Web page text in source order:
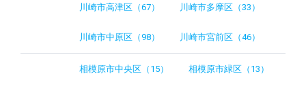
川崎市高津区（67） 川崎市多摩区（33）
川崎市中原区（98） 川崎市宮前区（46）
相模原市中央区（15） 相模原市緑区（13）